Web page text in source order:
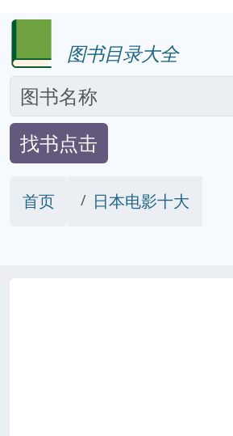
图书目录大全
找书点击
首页 日本电影十大